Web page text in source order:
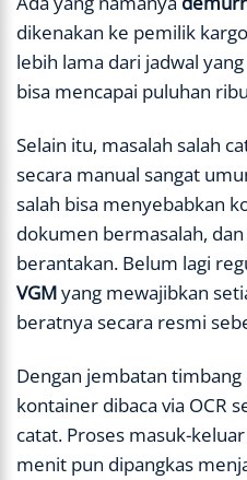
dikenakan ke pemilik
lebih lama dari jadwal
bisa mencapai puluhan
Selain itu, masalah salah
secara manual sangat
salah bisa menyebabkan
dokumen bermasalah,
berantakan. Belum lagi
VGMyang mewajibkan
beratnya secara resmi
Dengan jembatan
kontainer dibaca via OCR
catat. Proses masuk-
menit pun dipangkas